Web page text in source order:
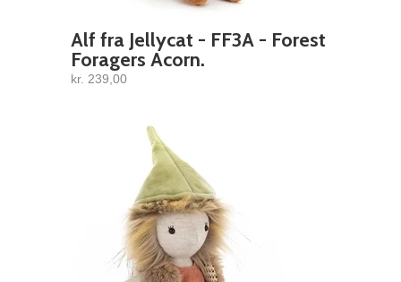
Alf fra Jellycat - FF3A - Forest
Foragers Acorn.
kr. 239,00